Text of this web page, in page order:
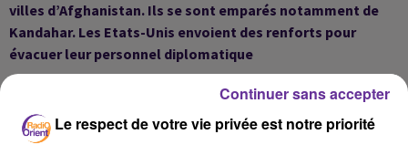
villes d’Afghanistan. Ils se sont emparés notamment de
Kandahar. Les Etats-Unis envoient des renforts pour
évacuer leur personnel diplomatique
Le respect de votre vie privée est notre priorité
Continuer sans accepter